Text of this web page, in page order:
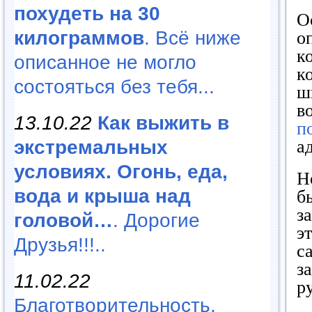
похудеть на 30
килограммов. Всё ниже
описанное не могло
состояться без тебя...
13.10.22 Как выжить в
экстремальных
условиях. Огонь, еда,
вода и крыша над
головой…. Дорогие
Друзья!!!..
11.02.22
Благотворительность,